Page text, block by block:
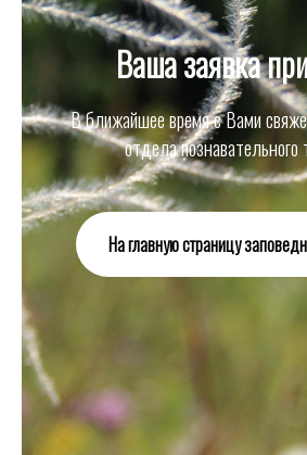
Ваша заявка
В ближайшее время с Вами
отдела познавательного
На главную страницу